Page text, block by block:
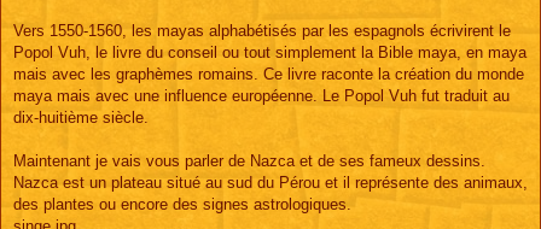
g
Vers 1550-1560, les mayas alphabétisés par les espagnols écrivirent le
Popol Vuh, le livre du conseil ou tout simplement la Bible maya, en maya
mais avec les graphèmes romains. Ce livre raconte la création du monde
maya mais avec une influence européenne. Le Popol Vuh fut traduit au
dix-huitième siècle.
Maintenant je vais vous parler de Nazca et de ses fameux dessins.
Nazca est un plateau situé au sud du Pérou et il représente des animaux,
des plantes ou encore des signes astrologiques.